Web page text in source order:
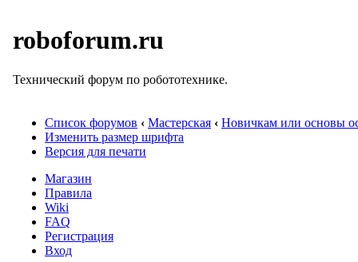
roboforum.ru
Технический форум по робототехнике.
Список форумов ‹ Мастерская ‹ Новичкам или основы
Изменить размер шрифта
Версия для печати
Магазин
Правила
Wiki
FAQ
Регистрация
Вход